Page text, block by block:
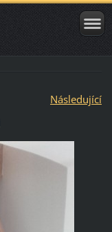
Následující